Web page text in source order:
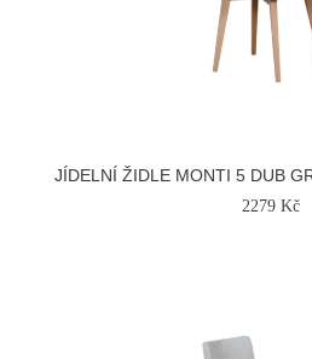
JÍDELNÍ ŽIDLE MONTI 5 DUB
2279 Kč